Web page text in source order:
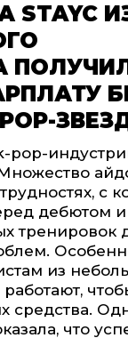
STAYC
pop-
с
дебютом
тренировок
из
средства.
что